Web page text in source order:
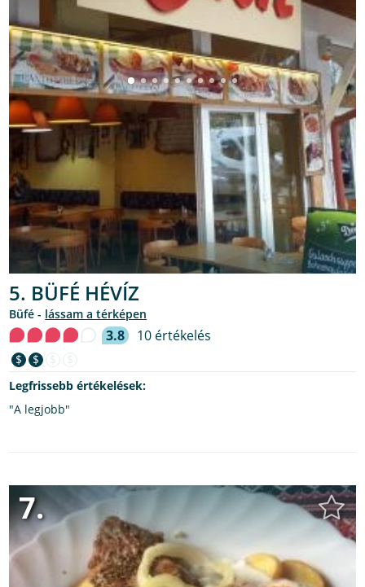
5. BÜFÉ HÉVÍZ
büfé - lássam a térképen
3.8 10 értékelés
$ $
Legfrissebb értékelések:
"A legjobb"
7.